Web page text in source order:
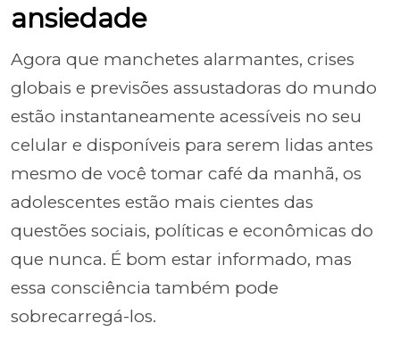
ansiedade
Agora que manchetes alarmantes, crises
globais e previsões assustadoras do mundo
estão instantaneamente acessíveis no seu
celular e disponíveis para serem lidas antes
mesmo de você tomar café da manhã, os
adolescentes estão mais cientes das
questões sociais, políticas e econômicas do
que nunca. É bom estar informado, mas
essa consciência também pode
sobrecarregá-los.